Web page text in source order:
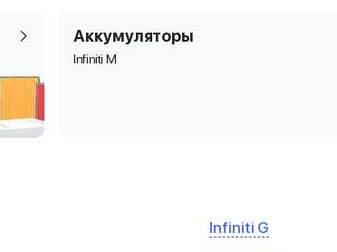
Аккумуляторы
Infiniti M
Infiniti G